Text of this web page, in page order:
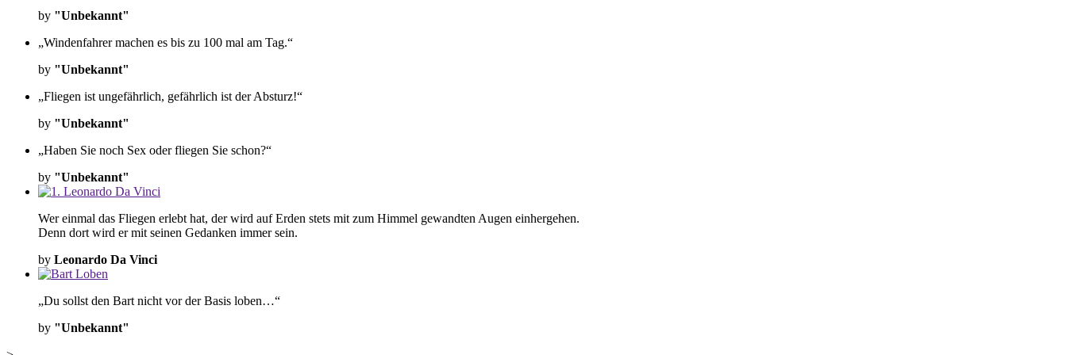
by "Unbekannt"
„Windenfahrer machen es bis zu 100 mal am Tag.“
by "Unbekannt"
„Fliegen ist ungefährlich, gefährlich ist der Absturz!“
by "Unbekannt"
„Haben Sie noch Sex oder fliegen Sie schon?“
by "Unbekannt"
Wer einmal das Fliegen erlebt hat, der wird auf Erden stets mit zum Himmel gewandten Augen einhergehen.
Denn dort wird er mit seinen Gedanken immer sein.
by Leonardo Da Vinci
„Du sollst den Bart nicht vor der Basis loben…“
by "Unbekannt"